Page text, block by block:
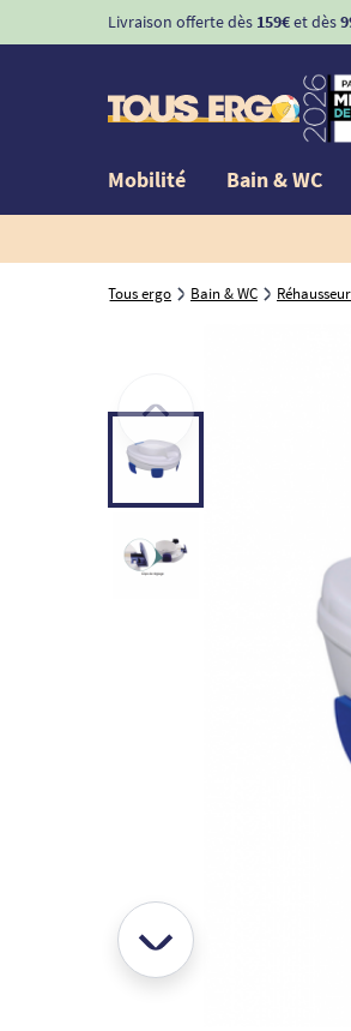
Livraison offerte dès 159€et dès
Mobilité Bain & WC
Tous ergo Bain & WC